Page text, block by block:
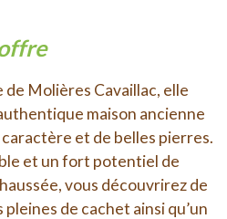
de Molières Cavaillac, elle
maison ancienne
et de belles pierres.
et un fort potentiel de
vous découvrirez de
de cachet ainsi qu’un